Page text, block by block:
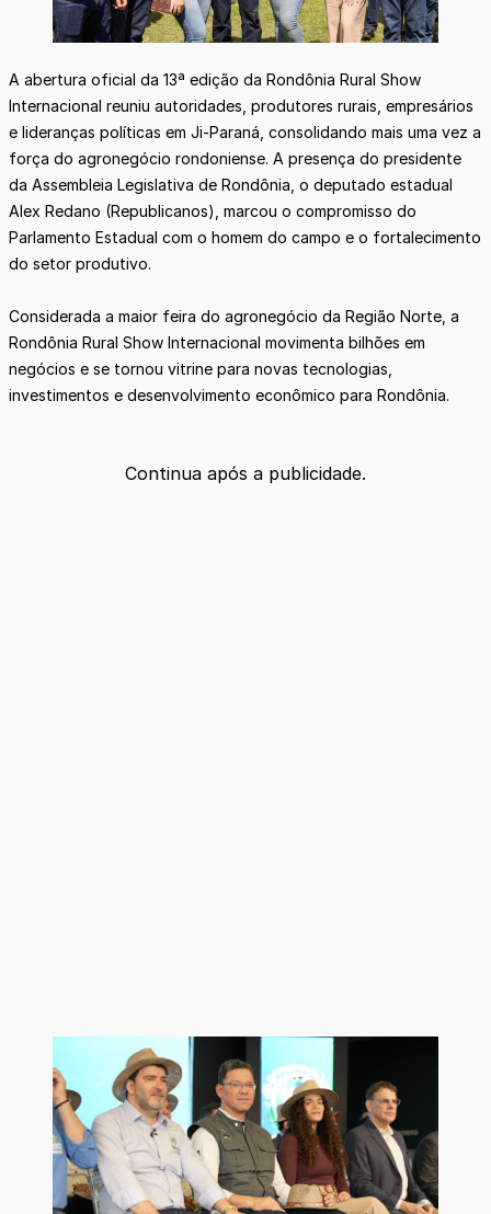
A abertura oficial da 13ª edição da Rondônia Rural Show
Internacional reuniu autoridades, produtores rurais, empresários
e lideranças políticas em Ji-Paraná, consolidando mais uma vez a
força do agronegócio rondoniense. A presença do presidente
da Assembleia Legislativa de Rondônia, o deputado estadual
Alex Redano (Republicanos), marcou o compromisso do
Parlamento Estadual com o homem do campo e o fortalecimento
do setor produtivo.
Considerada a maior feira do agronegócio da Região Norte, a
Rondônia Rural Show Internacional movimenta bilhões em
negócios e se tornou vitrine para novas tecnologias,
investimentos e desenvolvimento econômico para Rondônia.
Continua após a publicidade.